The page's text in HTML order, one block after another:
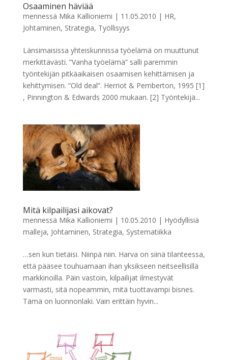
Osaaminen häviää
mennessä Mika Kallioniemi | 11.05.2010 | HR,
Johtaminen, Strategia, Työllisyys
Länsimaisissa yhteiskunnissa työelämä on muuttunut
merkittävästi. ”Vanha työelämä” salli paremmin
työntekijän pitkäaikaisen osaamisen kehittämisen ja
kehittymisen. ”Old deal”. Herriot & Pemberton, 1995 [1]
, Pinnington & Edwards 2000 mukaan. [2] Työntekijä...
Mitä kilpailijasi aikovat?
mennessä Mika Kallioniemi | 10.05.2010 | Hyödyllisiä
malleja, Johtaminen, Strategia, Systematiikka
…sen kun tietäisi. Niinpä niin. Harva on siinä tilanteessa,
että pääsee touhuamaan ihan yksikseen neitseellisillä
markkinoilla. Päin vastoin, kilpailijat ilmestyvät
varmasti, sitä nopeammin, mitä tuottavampi bisnes.
Tämä on luonnonlaki. Vain erittäin hyvin...